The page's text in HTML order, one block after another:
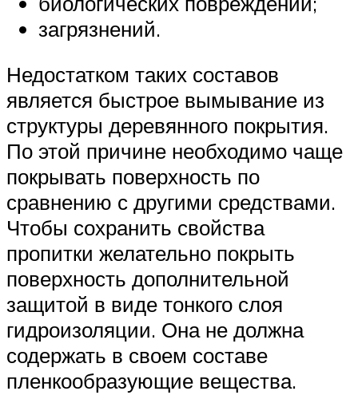
загрязнений.
Недостатком таких составов
является быстрое вымывание из
структуры деревянного покрытия.
По этой причине необходимо чаще
покрывать поверхность по
сравнению с другими средствами.
Чтобы сохранить свойства
пропитки желательно покрыть
поверхность дополнительной
защитой в виде тонкого слоя
гидроизоляции. Она не должна
содержать в своем составе
пленкообразующие вещества.